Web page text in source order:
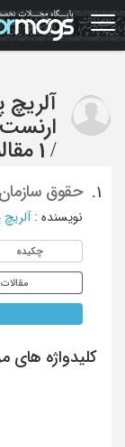
Skip
to
main
آلریچ
ارنست
/ 1 مقاله
1. حقوق
نویسنده :
چکیده
کلیدواژه های